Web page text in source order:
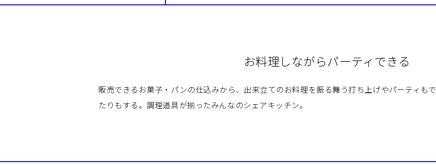
お料理しながらパーティできる
販売できるお菓子・パンの仕込みから、出来立てのお料理を振る舞う打ち上げやパーティも
たりもする。調理道具が揃ったみんなのシェアキッチン。